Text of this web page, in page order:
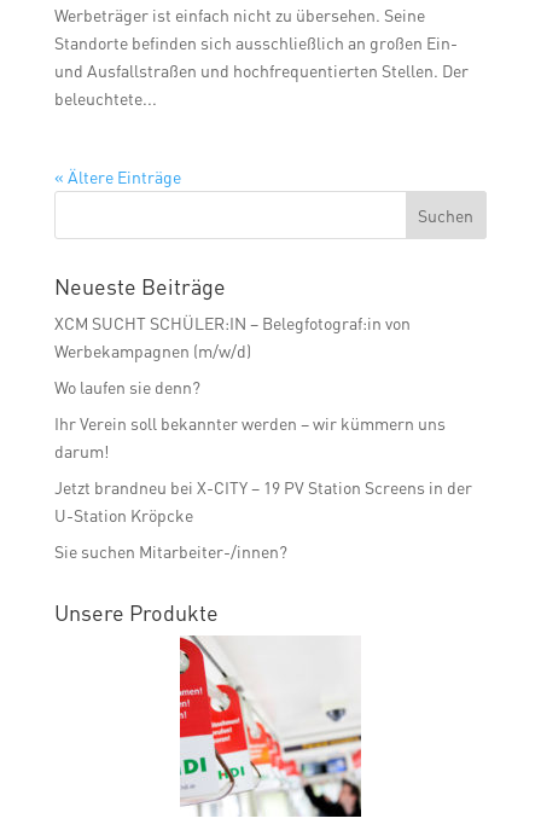
Werbeträger ist einfach nicht zu übersehen. Seine
Standorte befinden sich ausschließlich an großen Ein-
und Ausfallstraßen und hochfrequentierten Stellen. Der
beleuchtete...
« Ältere Einträge
Neueste Beiträge
XCM SUCHT SCHÜLER:IN – Belegfotograf:in von
Werbekampagnen (m/w/d)
Wo laufen sie denn?
Ihr Verein soll bekannter werden – wir kümmern uns
darum!
Jetzt brandneu bei X-CITY – 19 PV Station Screens in der
U-Station Kröpcke
Sie suchen Mitarbeiter-/innen?
Unsere Produkte